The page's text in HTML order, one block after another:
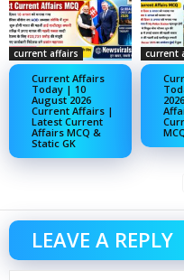
current affairs
Current Affairs
Today | 10
August 2026
Current Affairs |
Latest Current
Affairs MCQ &
Static GK
current
LEAVE A REPLY